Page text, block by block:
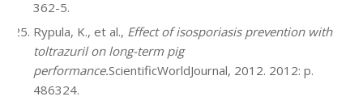
362-5.
Rypula, K., et al., Effect of isosporiasis prevention with
toltrazuril on long-term pig
performance.ScientificWorldJournal, 2012. 2012: p.
486324.